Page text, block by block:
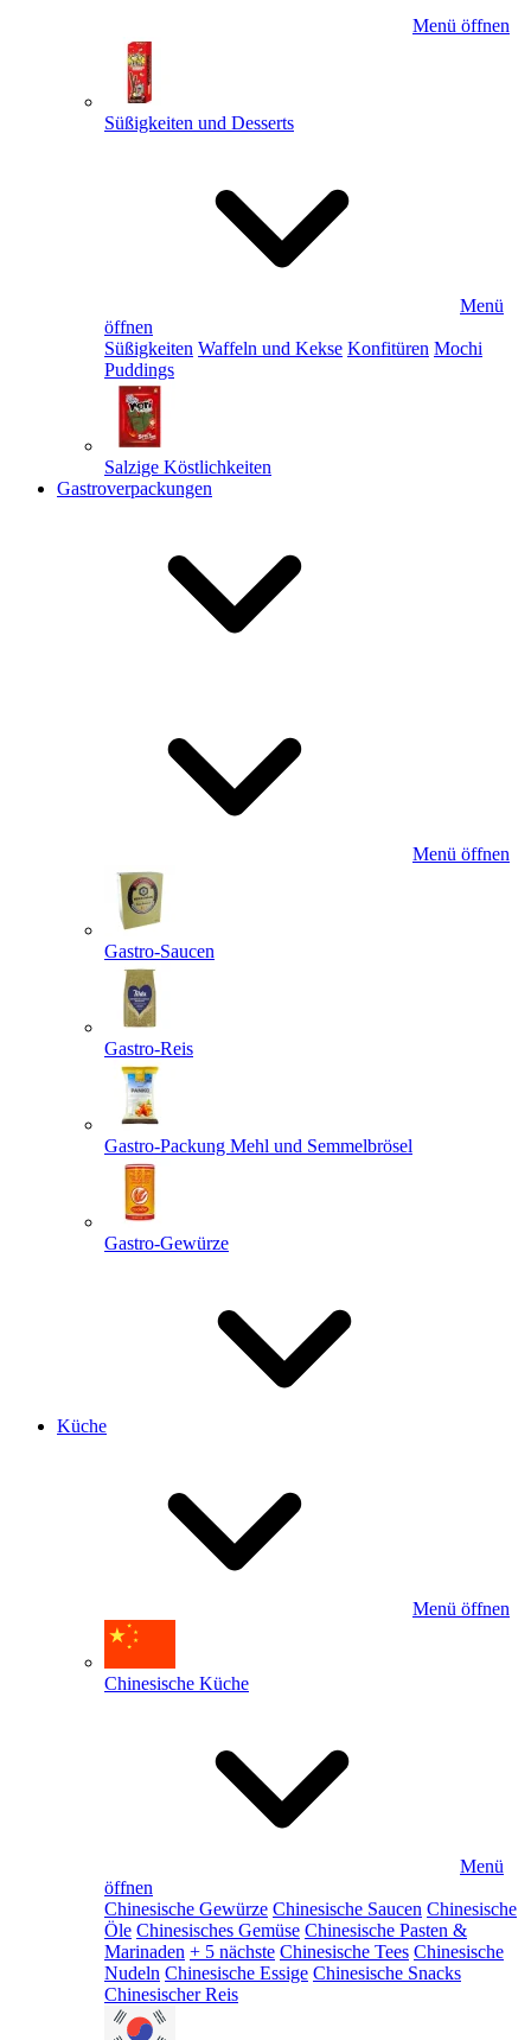
Menü öffnen
Süßigkeiten und Desserts
Menü
öffnen
Süßigkeiten Waffeln und Kekse Konfitüren Mochi
Puddings
Salzige Köstlichkeiten
Gastroverpackungen
Menü öffnen
Gastro-Saucen
Gastro-Reis
Gastro-Packung Mehl und Semmelbrösel
Gastro-Gewürze
Küche
Menü öffnen
Chinesische Küche
Menü
öffnen
Chinesische Gewürze Chinesische Saucen Chinesische
Öle Chinesisches Gemüse Chinesische Pasten &
Marinaden + 5 nächste Chinesische Tees Chinesische
Nudeln Chinesische Essige Chinesische Snacks
Chinesischer Reis